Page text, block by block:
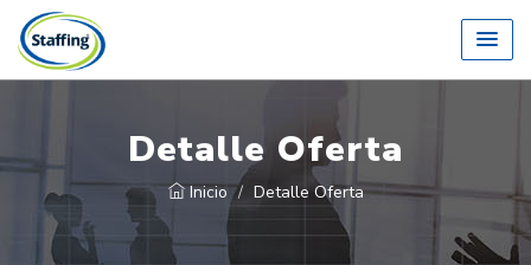
Detalle Oferta
Inicio Detalle Oferta